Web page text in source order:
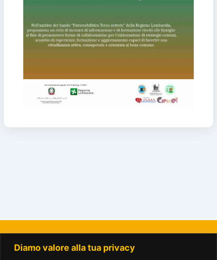
Diamo valore alla tua privacy
La Città del Sole - Amici del Parco Trotter o.n.l.u.s.